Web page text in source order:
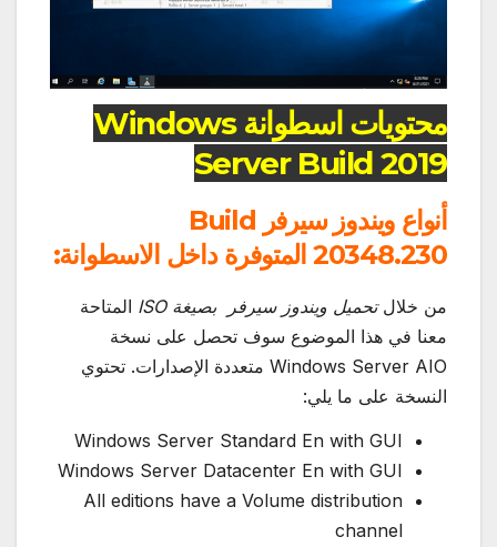
محتويات اسطوانة Windows
Server Build 2019
أنواع ويندوز سيرفر Build
20348.230 المتوفرة داخل الاسطوانة:
من خلالتحميل ويندوز سيرفر بصيغة ISO
المتاحة
معنا في هذا الموضوع سوف تحصل على نسخة
Windows Server AIO متعددة الإصدارات. تحتوي
النسخة على ما يلي:
Windows Server Standard En with GUI
Windows Server Datacenter En with GUI
All editions have a Volume distribution
channel